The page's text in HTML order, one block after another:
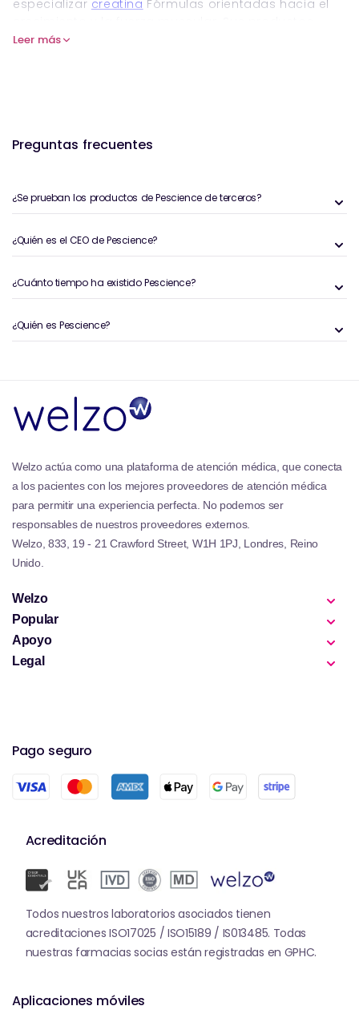
especializar creatina Fórmulas orientadas hacia el
mejoran la recuperación, aumentan la resistencia y
nivel que atienden a todas las necesidades de
condición física. Obtenga solo lo mejor con
inquebrantable.
Leer más
Preguntas frecuentes
¿Se prueban los productos de Pescience de terceros?
¿Quién es el CEO de Pescience?
¿Cuánto tiempo ha existido Pescience?
¿Quién es Pescience?
Welzo actúa como una plataforma de atención médica, que conecta
a los pacientes con los mejores proveedores de atención médica
para permitir una experiencia perfecta. No podemos ser
responsables de nuestros proveedores externos.
Welzo, 833, 19 - 21 Crawford Street, W1H 1PJ, Londres, Reino
Unido.
Welzo
Popular
Apoyo
Legal
Pago seguro
Acreditación
Todos nuestros laboratorios asociados tienen
acreditaciones ISO17025 / ISO15189 / IS013485. Todas
nuestras farmacias socias están registradas en GPHC.
Aplicaciones móviles